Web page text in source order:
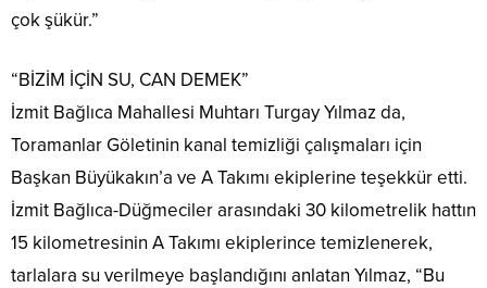
çok şükür.”
“BİZİM İÇİN SU, CAN DEMEK”
İzmit Bağlıca Mahallesi Muhtarı Turgay Yılmaz da,
Toramanlar Göletinin kanal temizliği çalışmaları için
Başkan Büyükakın’a ve A Takımı ekiplerine teşekkür etti.
İzmit Bağlıca-Düğmeciler arasındaki 30 kilometrelik hattın
15 kilometresinin A Takımı ekiplerince temizlenerek,
tarlalara su verilmeye başlandığını anlatan Yılmaz, “Bu